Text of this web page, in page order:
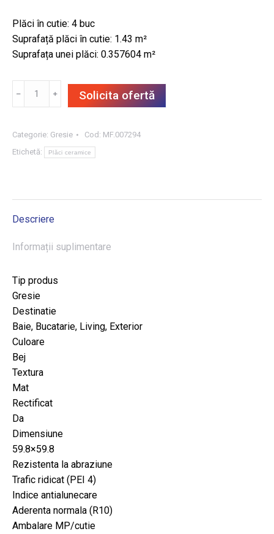
Plăci în cutie: 4 buc
Suprafață plăci în cutie: 1.43 m²
Suprafața unei plăci: 0.357604 m²
E
TERRA
m²/CUT
﹣ ﹢ Solicita ofertă
Categorie: Gresie Cod: MF.007294
Etichetă:
Plăci ceramice
Descriere
Informații suplimentare
Tip produs
Gresie
Destinatie
Baie, Bucatarie, Living, Exterior
Culoare
Bej
Textura
Mat
Rectificat
Da
Dimensiune
59.8×59.8
Rezistenta la abraziune
Trafic ridicat (PEI 4)
Indice antialunecare
Aderenta normala (R10)
Ambalare MP/cutie